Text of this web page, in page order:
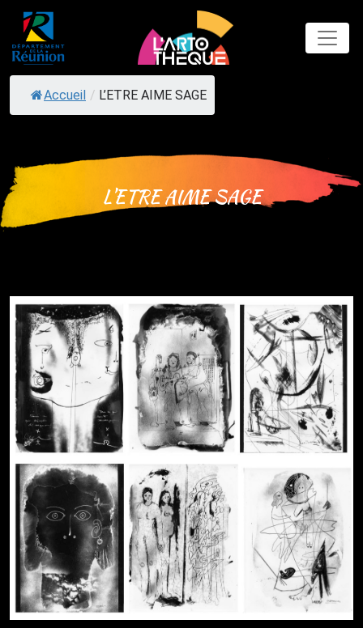
Skip
content
Accueil / L’ETRE AIME SAGE
L’ETRE AIME SAGE